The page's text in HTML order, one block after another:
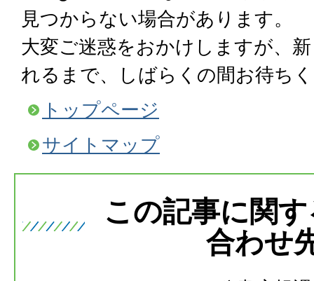
見つからない場合があります。
大変ご迷惑をおかけしますが、
れるまで、しばらくの間お待ち
トップページ
サイトマップ
この記事に関
合わせ